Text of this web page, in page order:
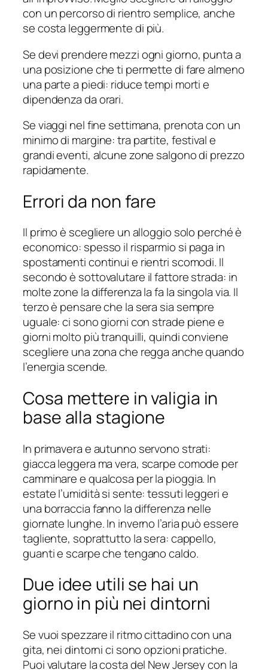
con un percorso di rientro semplice, anche
se costa leggermente di più.
Se devi prendere mezzi ogni giorno, punta a
una posizione che ti permette di fare almeno
una parte a piedi: riduce tempi morti e
dipendenza da orari.
Se viaggi nel fine settimana, prenota con un
minimo di margine: tra partite, festival e
grandi eventi, alcune zone salgono di prezzo
rapidamente.
Errori da non fare
Il primo è scegliere un alloggio solo perché è
economico: spesso il risparmio si paga in
spostamenti continui e rientri scomodi. Il
secondo è sottovalutare il fattore strada: in
molte zone la differenza la fa la singola via. Il
terzo è pensare che la sera sia sempre
uguale: ci sono giorni con strade piene e
giorni molto più tranquilli, quindi conviene
scegliere una zona che regga anche quando
l’energia scende.
Cosa mettere in valigia in
base alla stagione
In primavera e autunno servono strati:
giacca leggera ma vera, scarpe comode per
camminare e qualcosa per la pioggia. In
estate l’umidità si sente: tessuti leggeri e
una borraccia fanno la differenza nelle
giornate lunghe. In inverno l’aria può essere
tagliente, soprattutto la sera: cappello,
guanti e scarpe che tengano caldo.
Due idee utili se hai un
giorno in più nei dintorni
Se vuoi spezzare il ritmo cittadino con una
gita, nei dintorni ci sono opzioni pratiche.
Puoi valutare la costa del New Jersey con la